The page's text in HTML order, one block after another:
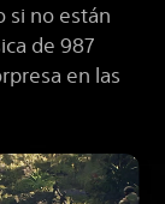
si no están
de 987
en las